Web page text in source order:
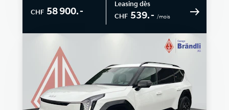
CHF 58 900.–
Leasing dès
CHF 539.– /mois